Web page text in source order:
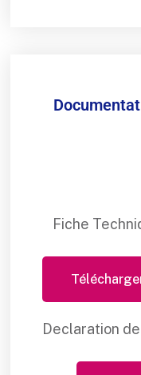
Fiche
Declaration